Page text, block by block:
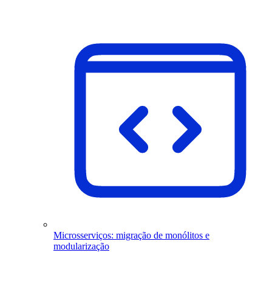
Microsserviços: migração de monólitos e
modularização